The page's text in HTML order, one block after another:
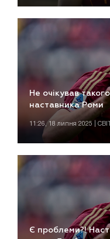
Не очікував
наставника Роми
11:26, 18 липня 2025 |
Є проблеми?!